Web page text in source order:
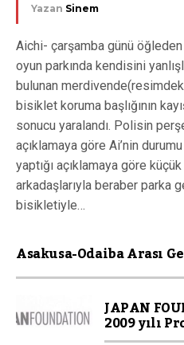
Yazan Sinem
Aichi- çarşamba günü
oyun parkında kendisini
bulunan
bisiklet koruma başlığının
sonucu yaralandı. Polisin
açıklamaya göre Ai’nin
yaptığı açıklamaya göre
arkadaşlarıyla beraber parka
bisikletiyle…
Asakusa-Odaiba Arası
JAPAN
2009 yılı